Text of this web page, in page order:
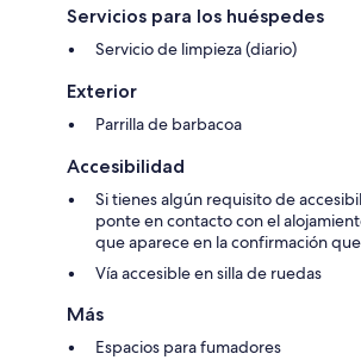
Servicios para los huéspedes
Servicio de limpieza (diario)
Exterior
Parrilla de barbacoa
Accesibilidad
Si tienes algún requisito de
ponte en contacto con el
que aparece en la confirmación
Vía accesible en silla de ruedas
Más
Espacios para fumadores